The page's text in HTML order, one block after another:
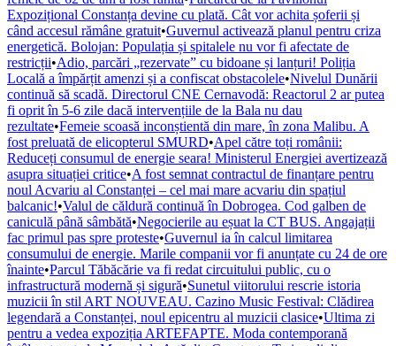
Expozițional Constanța devine cu plată. Cât vor achita șoferii și
când accesul rămâne gratuit•Guvernul activează planul pentru criza
energetică. Bolojan: Populația și spitalele nu vor fi afectate de
restricții•Adio, parcări „rezervate” cu bidoane și lanțuri! Poliția
Locală a împărțit amenzi și a confiscat obstacolele•Nivelul Dunării
continuă să scadă. Directorul CNE Cernavodă: Reactorul 2 ar putea
fi oprit în 5-6 zile dacă intervențiile de la Bala nu dau
rezultate•Femeie scoasă inconștientă din mare, în zona Malibu. A
fost preluată de elicopterul SMURD•Apel către toți românii:
Reduceți consumul de energie seara! Ministerul Energiei avertizează
asupra situației critice•A fost semnat contractul de finanțare pentru
noul Acvariu al Constanței – cel mai mare acvariu din spațiul
balcanic!•Valul de căldură continuă în Dobrogea. Cod galben de
caniculă până sâmbătă•Negocierile au eșuat la CT BUS. Angajații
fac primul pas spre proteste•Guvernul ia în calcul limitarea
consumului de energie. Marile companii vor fi anunțate cu 24 de ore
înainte•Parcul Tăbăcărie va fi redat circuitului public, cu o
infrastructură modernă și sigură•Sunetul viitorului rescrie istoria
muzicii în stil ART NOUVEAU. Cazino Music Festival: Clădirea
legendară a Constanței, noul epicentru al muzicii clasice•Ultima zi
pentru a vedea expoziția ARTEFAPTE. Moda contemporană